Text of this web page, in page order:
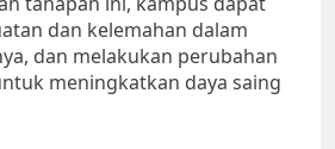
dan kelemahan dalam
dan melakukan perubahan
meningkatkan daya saing